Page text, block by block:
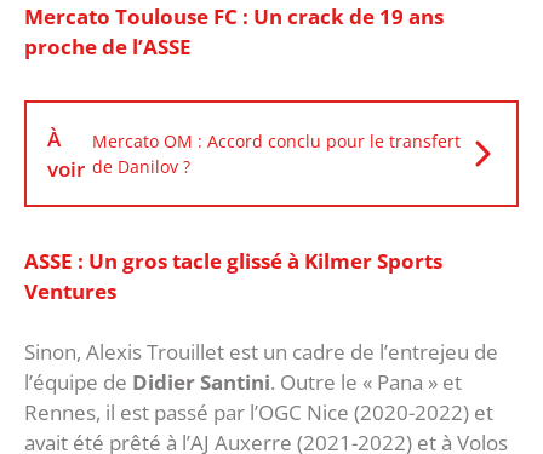
Mercato Toulouse FC : Un crack de 19 ans
proche de l’ASSE
À
voir
Mercato OM : Accord conclu pour le transfert
de Danilov ?
ASSE : Un gros tacle glissé à Kilmer Sports
Ventures
Sinon, Alexis Trouillet est un cadre de l’entrejeu de
l’équipe de Didier Santini. Outre le « Pana » et
Rennes, il est passé par l’OGC Nice (2020-2022) et
avait été prêté à l’AJ Auxerre (2021-2022) et à Volos